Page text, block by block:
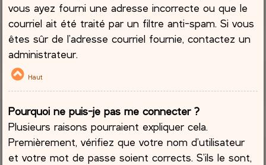
vous ayez fourni une adresse incorrecte ou que le
courriel ait été traité par un filtre anti-spam. Si vous
êtes sûr de l’adresse courriel fournie, contactez un
administrateur.
Haut
Pourquoi ne puis-je pas me connecter ?
Plusieurs raisons pourraient expliquer cela.
Premièrement, vérifiez que votre nom d’utilisateur
et votre mot de passe soient corrects. S’ils le sont,